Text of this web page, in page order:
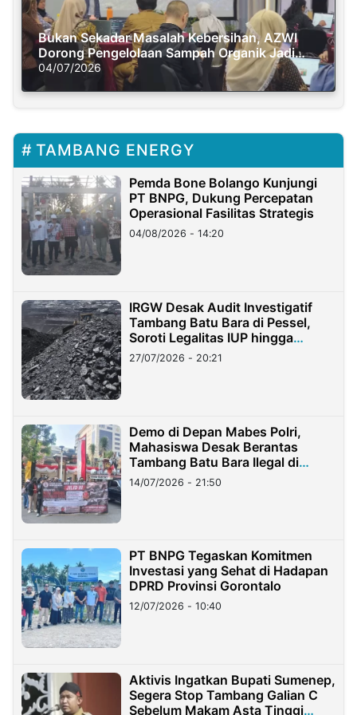
Bukan Sekadar Masalah Kebersihan, AZWI
Dorong Pengelolaan Sampah Organik Jadi
Solusi Krisis Iklim
04/07/2026
TAMBANG ENERGY
Pemda Bone Bolango Kunjungi
PT BNPG, Dukung Percepatan
Operasional Fasilitas Strategis
04/08/2026 - 14:20
IRGW Desak Audit Investigatif
Tambang Batu Bara di Pessel,
Soroti Legalitas IUP hingga
Stockpile
27/07/2026 - 20:21
Demo di Depan Mabes Polri,
Mahasiswa Desak Berantas
Tambang Batu Bara Ilegal di
Lampung
14/07/2026 - 21:50
PT BNPG Tegaskan Komitmen
Investasi yang Sehat di Hadapan
DPRD Provinsi Gorontalo
12/07/2026 - 10:40
Aktivis Ingatkan Bupati Sumenep,
Segera Stop Tambang Galian C
Sebelum Makam Asta Tinggi